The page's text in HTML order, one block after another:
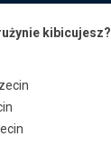
kibicujesz?